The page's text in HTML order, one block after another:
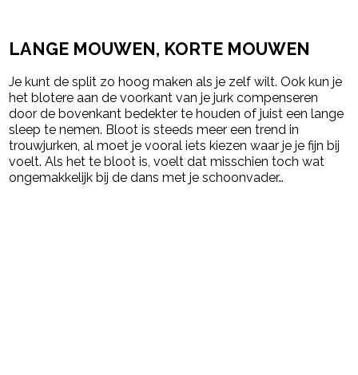
LANGE MOUWEN, KORTE MOUWEN
Je kunt de split zo hoog maken als je zelf wilt. Ook kun je
het blotere aan de voorkant van je jurk compenseren
door de bovenkant bedekter te houden of juist een lange
sleep te nemen. Bloot is steeds meer een trend in
trouwjurken, al moet je vooral iets kiezen waar je je fijn bij
voelt. Als het te bloot is, voelt dat misschien toch wat
ongemakkelijk bij de dans met je schoonvader…